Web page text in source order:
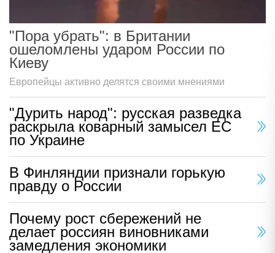
"Пора убрать": в Британии
ошеломлены ударом России по
Киеву
Европейцы активно делятся своими мнениями
"Дурить народ": русская разведка
раскрыла коварный замысел ЕС
по Украине
В Финляндии признали горькую
правду о России
Почему рост сбережений не
делает россиян виновниками
замедления экономики